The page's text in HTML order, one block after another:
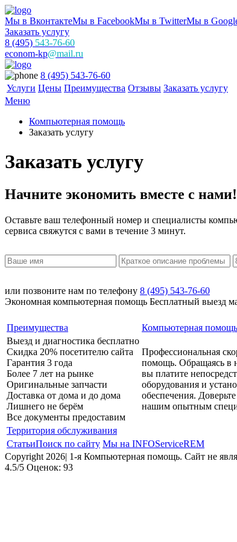
Мы в ВконтактеМы в FacebookМы в TwitterМы в
Заказать услугу
8 (495) 543-76-60
econom-kp@mail.ru
8 (495) 543-76-60
Услуги Цены Преимущества Отзывы Заказать услугу
Меню
Компьютерная помощь
Заказать услугу
Заказать услугу
Начните экономить вместе с
Оставьте ваш телефонный номер и специалисты
сервиса свяжутся с вами в течение 3 минут.
или позвоните нам по телефону 8 (495) 543-76-60
Экономная компьютерная помощь Бесплатный выезд
Преимущества Компьютерная помощь
Выезд и диагностика бесплатно
Скидка 20% посетителю сайта
Гарантия 3 года
Более 7 лет на рынке
Оригинальные запчасти
Доставка от дома и до дома
Лишнего не берём
Все документы предоставим
Профессиональная
помощь. Обращаясь в
вы платите
оборудования и
обеспечения.
нашим опытным
Территория обслуживания
СтатьиПоиск по сайту Мы на INFOServiceREM
Copyright 2026| 1-я Компьютерная помощь. Сайт не
4.5/5 Оценок: 93